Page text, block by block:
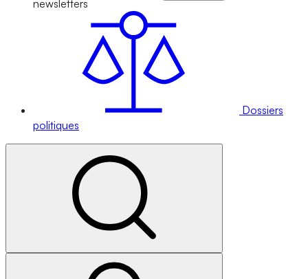
newsletters
Dossiers
politiques